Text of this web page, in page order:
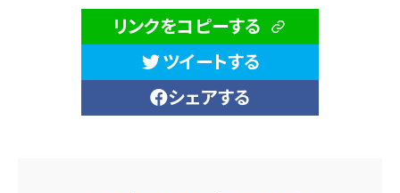
リンクをコピーする
ツイートする
シェアする